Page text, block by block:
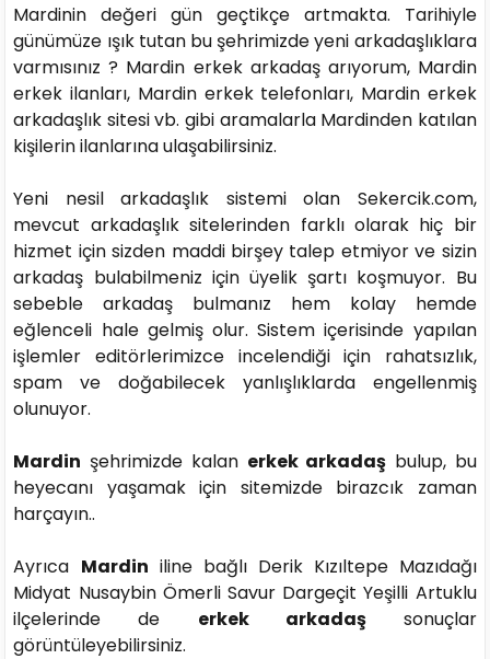
Mardinin değeri gün geçtikçe artmakta. Tarihiyle
günümüze ışık tutan bu şehrimizde yeni arkadaşlıklara
varmısınız ? Mardin erkek arkadaş arıyorum, Mardin
erkek ilanları, Mardin erkek telefonları, Mardin erkek
arkadaşlık sitesi vb. gibi aramalarla Mardinden katılan
kişilerin ilanlarına ulaşabilirsiniz.
Yeni nesil arkadaşlık sistemi olan Sekercik.com,
mevcut arkadaşlık sitelerinden farklı olarak hiç bir
hizmet için sizden maddi birşey talep etmiyor ve sizin
arkadaş bulabilmeniz için üyelik şartı koşmuyor. Bu
sebeble arkadaş bulmanız hem kolay hemde
eğlenceli hale gelmiş olur. Sistem içerisinde yapılan
işlemler editörlerimizce incelendiği için rahatsızlık,
spam ve doğabilecek yanlışlıklarda engellenmiş
olunuyor.
Mardin şehrimizde kalan erkek arkadaş bulup, bu
heyecanı yaşamak için sitemizde birazcık zaman
harçayın..
Ayrıca Mardin iline bağlı Derik Kızıltepe Mazıdağı
Midyat Nusaybin Ömerli Savur Dargeçit Yeşilli Artuklu
ilçelerinde de erkek arkadaşsonuçlar
görüntüleyebilirsiniz.